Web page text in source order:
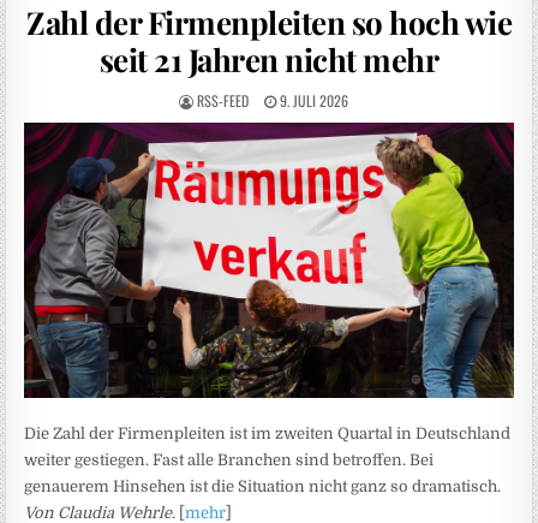
Zahl der Firmenpleiten so hoch wie
seit 21 Jahren nicht mehr
RSS-FEED 9. JULI 2026
Die Zahl der Firmenpleiten ist im zweiten Quartal in Deutschland
weiter gestiegen. Fast alle Branchen sind betroffen. Bei
genauerem Hinsehen ist die Situation nicht ganz so dramatisch.
Von Claudia Wehrle. [mehr